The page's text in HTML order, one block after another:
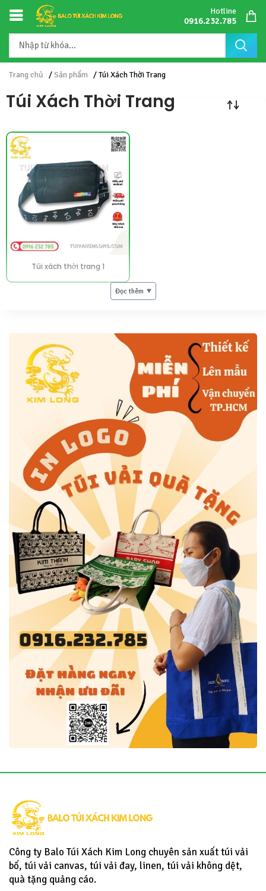
Hotline
0916.232.785
Trang chủ /Sản phẩm / Túi Xách Thời Trang
Túi Xách Thời Trang
Túi xách thời trang 1
Đọc thêm
Công ty Balo Túi Xách Kim Long chuyên sản xuất túi vải
bố, túi vải canvas, túi vải đay, linen, túi vải không dệt,
quà tặng quảng cáo.